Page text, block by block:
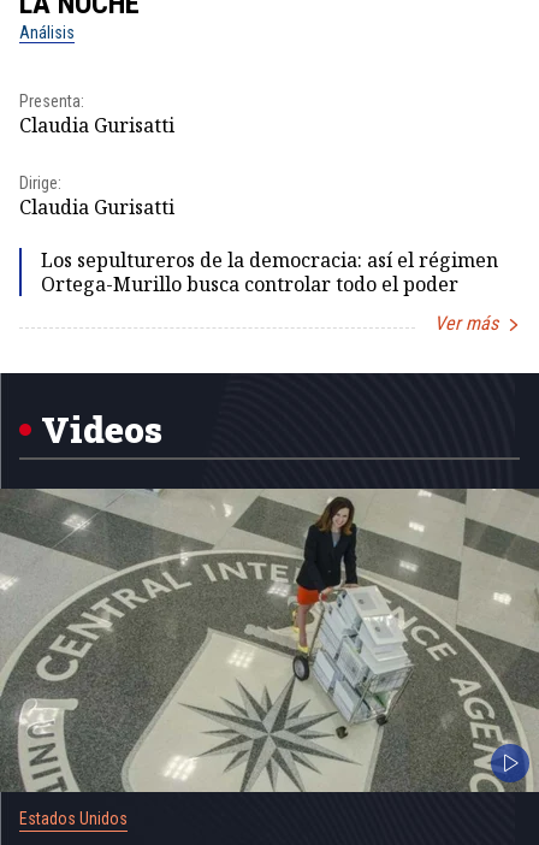
Análisis
Presenta:
Claudia Gurisatti
Dirige:
Claudia Gurisatti
Los sepultureros de la democracia: así el régimen
Ortega-Murillo busca controlar todo el poder
Ver más
Videos
Estados Unidos